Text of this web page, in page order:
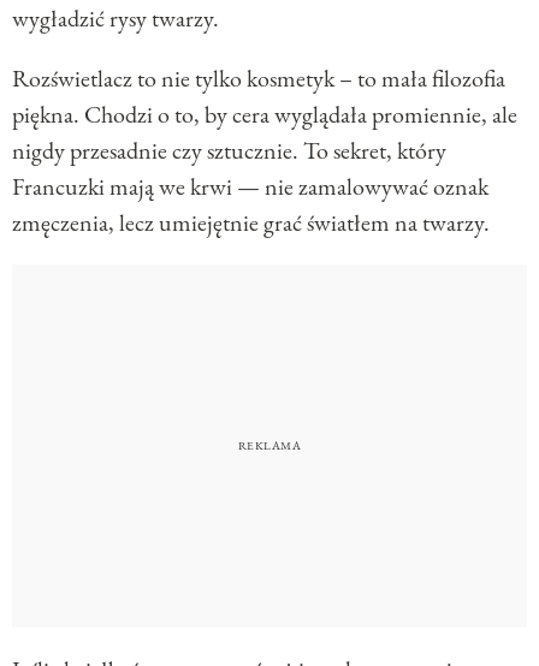
wygładzić rysy twarzy.
Rozświetlacz to nie tylko kosmetyk – to mała filozofia
piękna. Chodzi o to, by cera wyglądała promiennie, ale
nigdy przesadnie czy sztucznie. To sekret, który
Francuzki mają we krwi — nie zamalowywać oznak
zmęczenia, lecz umiejętnie grać światłem na twarzy.